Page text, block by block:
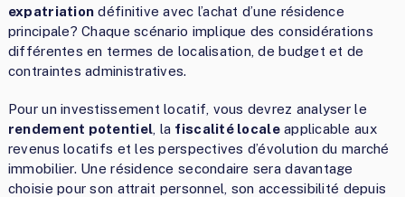
expatriation définitive avec l’achat d’une résidence
principale? Chaque scénario implique des considérations
différentes en termes de localisation, de budget et de
contraintes administratives.
Pour un investissement locatif, vous devrez analyser le
rendement potentiel , la fiscalité localeapplicable aux
revenus locatifs et les perspectives d’évolution du marché
immobilier. Une résidence secondaire sera davantage
choisie pour son attrait personnel, son accessibilité depuis